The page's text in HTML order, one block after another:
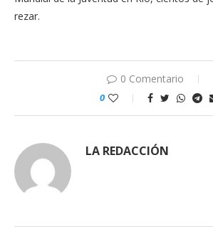
rezar.
0 Comentario
0
LA REDACCIÓN